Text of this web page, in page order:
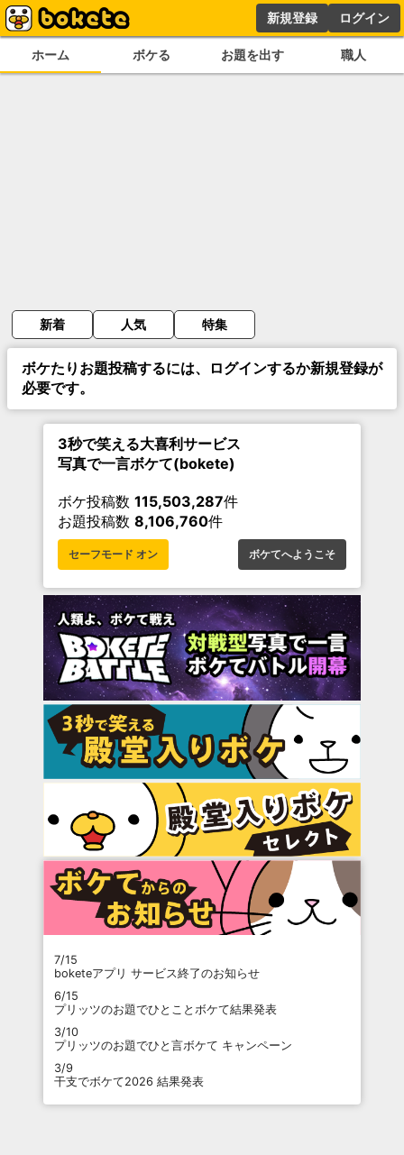
新規登録 ログイン
ホーム ボケる お題を出す 職人
新着 人気 特集
ボケたりお題投稿するには、ログインするか新規登録が
必要です。
3秒で笑える大喜利サービス
写真で一言ボケて(bokete)
ボケ投稿数 115,503,287件
お題投稿数 8,106,760件
セーフモード オン ボケてへようこそ
7/15
boketeアプリ サービス終了のお知らせ
6/15
プリッツのお題でひとことボケて結果発表
3/10
プリッツのお題でひと言ボケて キャンペーン
3/9
干支でボケて2026 結果発表